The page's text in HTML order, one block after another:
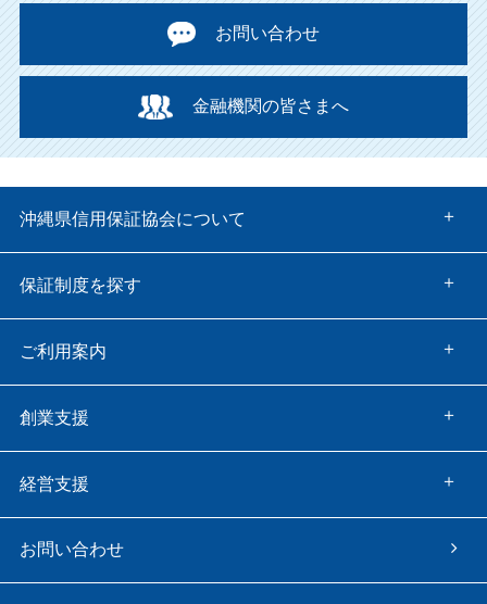
お問い合わせ
金融機関の皆さまへ
沖縄県信用保証協会について
保証制度を探す
ご利用案内
創業支援
経営支援
お問い合わせ